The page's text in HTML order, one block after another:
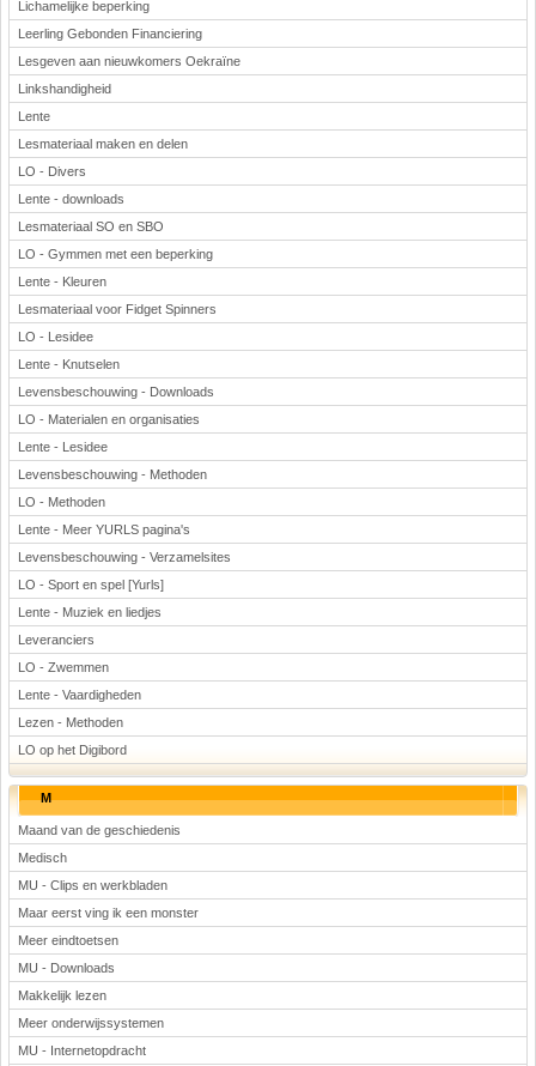
Lichamelijke beperking
Leerling Gebonden Financiering
Lesgeven aan nieuwkomers Oekraïne
Linkshandigheid
Lente
Lesmateriaal maken en delen
LO - Divers
Lente - downloads
Lesmateriaal SO en SBO
LO - Gymmen met een beperking
Lente - Kleuren
Lesmateriaal voor Fidget Spinners
LO - Lesidee
Lente - Knutselen
Levensbeschouwing - Downloads
LO - Materialen en organisaties
Lente - Lesidee
Levensbeschouwing - Methoden
LO - Methoden
Lente - Meer YURLS pagina's
Levensbeschouwing - Verzamelsites
LO - Sport en spel [Yurls]
Lente - Muziek en liedjes
Leveranciers
LO - Zwemmen
Lente - Vaardigheden
Lezen - Methoden
LO op het Digibord
M
Maand van de geschiedenis
Medisch
MU - Clips en werkbladen
Maar eerst ving ik een monster
Meer eindtoetsen
MU - Downloads
Makkelijk lezen
Meer onderwijssystemen
MU - Internetopdracht